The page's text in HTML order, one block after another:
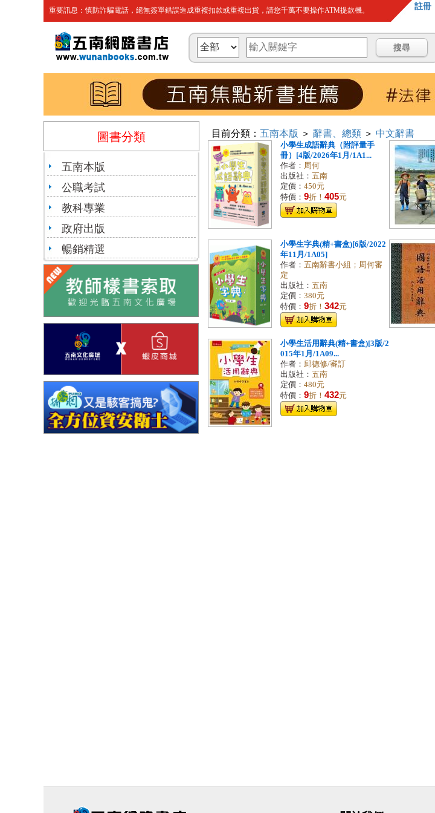
重要訊息：慎防詐騙電話，絕無簽單錯誤造成重複扣款或重複出貨，請您千萬不要操作ATM提款機。 註冊
圖書分類
五南本版
公職考試
教科專業
政府出版
暢銷精選
目前分類： 五南本版 ＞ 辭書、總類 ＞ 中文辭書
小學生成語辭典（附評量手
冊）[4版/2026年1月/1A1...
作者： 周何
出版社： 五南
定價： 450元
特價： 9折！ 405元
小學生字典(精+書盒)[6版/2022
年11月/1A05]
作者： 五南辭書小組；周何審
定
出版社： 五南
定價： 380元
特價： 9折！ 342元
小學生活用辭典(精+書盒)[3版/2
015年1月/1A09...
作者： 邱德修/審訂
出版社： 五南
定價： 480元
特價： 9折！ 432元